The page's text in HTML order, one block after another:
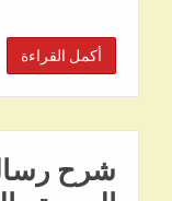
أكمل القراءة
شرح